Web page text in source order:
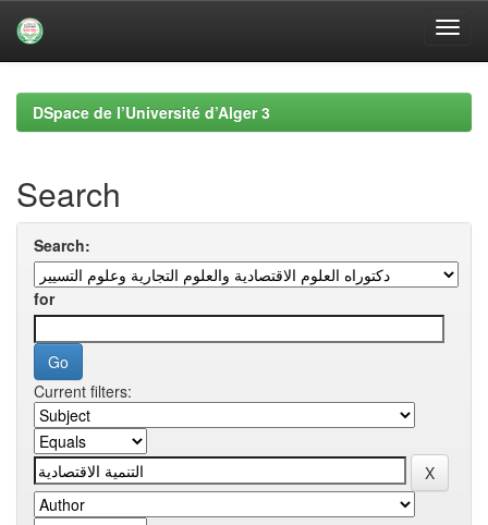
navigationDSpace de l’Université d’Alger 3
Search
Search:
for
Current filters: